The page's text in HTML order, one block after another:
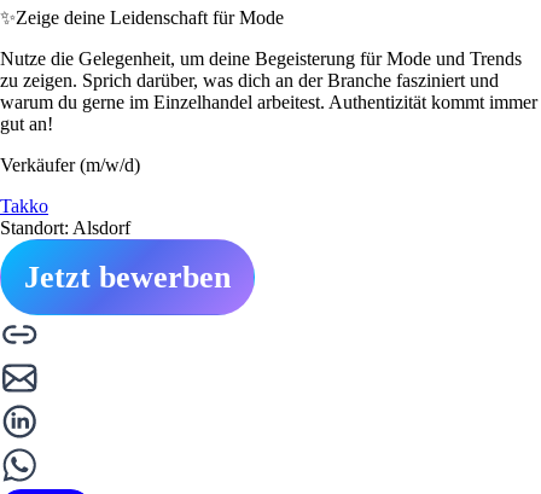
✨Zeige deine Leidenschaft für Mode
Nutze die Gelegenheit, um deine Begeisterung für Mode und Trends
zu zeigen. Sprich darüber, was dich an der Branche fasziniert und
warum du gerne im Einzelhandel arbeitest. Authentizität kommt immer
gut an!
Verkäufer (m/w/d)
Takko
Standort: Alsdorf
Jetzt bewerben